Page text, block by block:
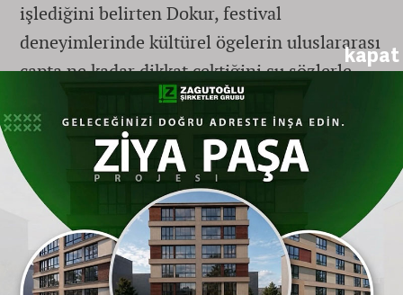
kapat
işlediğini belirten Dokur, festival
deneyimlerinde kültürel ögelerin uluslararası
çapta ne kadar dikkat çektiğini şu sözlerle
aktardı: "Festivallerde filmden çok kahve
konuşulmaya başlandı. Bu, kültürel
unsurların gücünü gösteriyor."
Öğrencilere Altın Tavsiyeler: Özgüven
ve Zaman Yönetimi
Genç yeteneklere festival süreçleri ve bütçe